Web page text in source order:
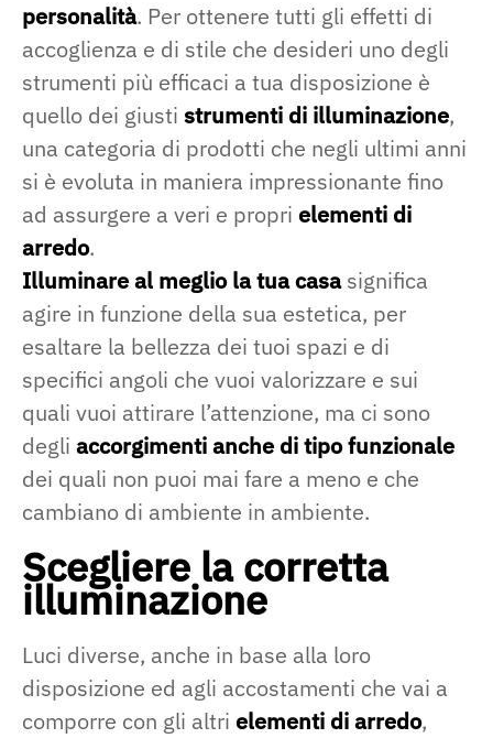
personalità. Per ottenere tutti gli effetti di
accoglienza e di stile che desideri uno degli
strumenti più efficaci a tua disposizione è
quello dei giusti strumenti di illuminazione,
una categoria di prodotti che negli ultimi anni
si è evoluta in maniera impressionante fino
ad assurgere a veri e propri elementi di
arredo.
Illuminare al meglio la tua casasignifica
agire in funzione della sua estetica, per
esaltare la bellezza dei tuoi spazi e di
specifici angoli che vuoi valorizzare e sui
quali vuoi attirare l’attenzione, ma ci sono
degli accorgimenti anche di tipo funzionale
dei quali non puoi mai fare a meno e che
cambiano di ambiente in ambiente.
Scegliere la corretta
illuminazione
Luci diverse, anche in base alla loro
disposizione ed agli accostamenti che vai a
comporre con gli altri elementi di arredo,